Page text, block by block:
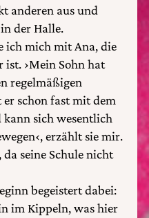
anderen aus und
der Halle.
ich mich mit Ana, die
›Mein Sohn hat
regelmäßigen
schon fast mit dem
sich wesentlich
erzählt sie mir.
seine Schule nicht
begeistert dabei:
im Kippeln, was hier